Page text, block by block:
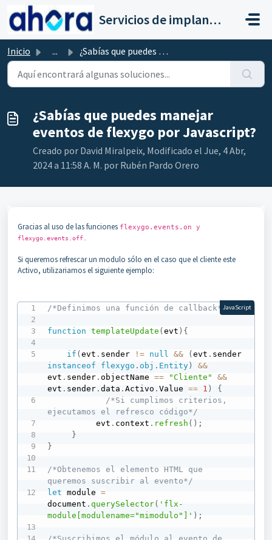
Saltar al contenido principal
Servicios de implantación a clientes de Ahora
Inicio ... ¿Sabías que puedes manejar eventos de flexygo por Javascr...
¿Sabías que puedes manejar
eventos de flexygo por Javascript?
Creado por David Miralpeix, Modificado el Jue, 4 Abr,
2024 a 11:58 A. M. por Rubén Pardo Orero
Gracias al uso de las funciones flexygo.events.on y
flexygo.events.off.
Si queremos refrescar un modulo sólo en el caso que el cliente este
Activo, utilizariamos el siguiente ejemplo:
/*Definimos una función de callback*/
function templateUpdate (evt ) {
if (evt . sender != null && (evt .
instanceof
flexygo . obj . Entity)
&&
evt . sender .objectName == "Cliente"
&&
evt . sender .data .Activo .Value == 1 )
{
/*Si cumplimos criterios,
ejecutamos el refresco código*/
          evt
. context . refresh ( ) ;
}
}
/*Obtenemos el elemento HTML que
queremos suscribir al evento*/
let module =
document .querySelector( 'flx-
module[modulename="mimodulo"]' ) ;
/*Suscribimos el módulo al evento de
JavaScript